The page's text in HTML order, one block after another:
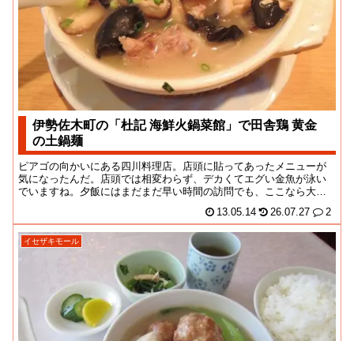
伊勢佐木町の「杜記 海鮮火鍋菜館」で田舎鶏 黄金
の土鍋麺
ピアゴの向かいにある四川料理店。店頭に貼ってあったメニューが
気になったんだ。店頭では相変わらず、デカくてエグい金魚が泳い
でいますね。夕飯にはまだまだ早い時間の訪問でも、ここなら大丈
13.05.14 26.07.27 2
イセザキモール